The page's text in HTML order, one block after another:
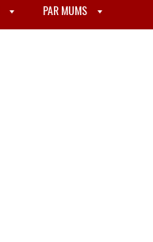
PAR MUMS